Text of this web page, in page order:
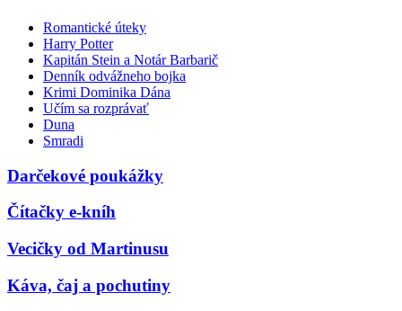
Romantické úteky
Harry Potter
Kapitán Stein a Notár Barbarič
Denník odvážneho bojka
Krimi Dominika Dána
Učím sa rozprávať
Duna
Smradi
Darčekové poukážky
Čítačky e-kníh
Vecičky od Martinusu
Káva, čaj a pochutiny